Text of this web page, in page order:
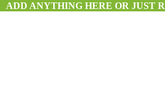
ADD ANYTHING HERE OR JUST